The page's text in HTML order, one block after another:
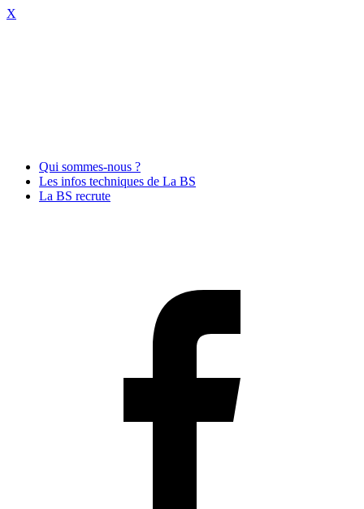
X
Qui sommes-nous ?
Les infos techniques de La BS
La BS recrute